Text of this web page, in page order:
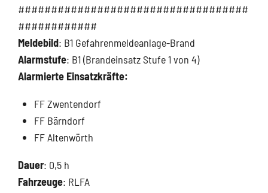
###################################
############
Meldebild: B1 Gefahrenmeldeanlage-Brand
Alarmstufe: B1 (Brandeinsatz Stufe 1 von 4)
Alarmierte Einsatzkräfte:
FF Zwentendorf
FF Bärndorf
FF Altenwörth
Dauer: 0,5 h
Fahrzeuge: RLFA